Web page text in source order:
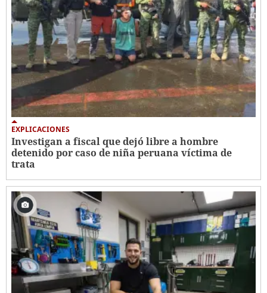
EXPLICACIONES
Investigan a fiscal que dejó libre a hombre
detenido por caso de niña peruana víctima de
trata